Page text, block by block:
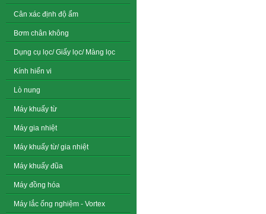
Cân xác định độ ẩm
Bơm chân không
Dụng cụ lọc/ Giấy lọc/ Màng lọc
Kính hiển vi
Lò nung
Máy khuấy từ
Máy gia nhiệt
Máy khuấy từ/ gia nhiệt
Máy khuấy đũa
Máy đồng hóa
Máy lắc ống nghiệm - Vortex